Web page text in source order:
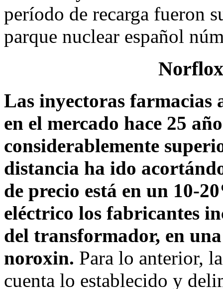
período de recarga fueron
parque nuclear español
Las inyectoras farmacias
en el mercado hace 25
considerablemente
distancia ha ido
de precio está en un 10-
eléctrico los fabricantes
del transformador, en
noroxin. Para lo anterior,
cuenta lo establecido y